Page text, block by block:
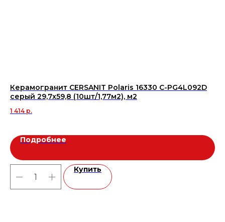
Керамогранит CERSANIT Polaris 16330 C-PG4L092D
серый 29,7x59,8 (10шт/1,77м2), м2
1 414 р.
Подробнее
Купить